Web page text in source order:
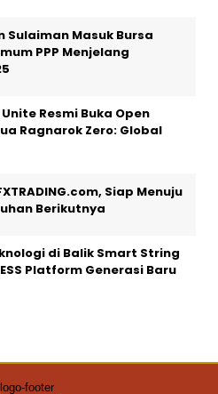
Sulaiman Masuk Bursa
PPP Menjelang
Resmi Buka Open
Ragnarok Zero: Global
Siap Menuju
Berikutnya
di Balik Smart String
Platform Generasi Baru